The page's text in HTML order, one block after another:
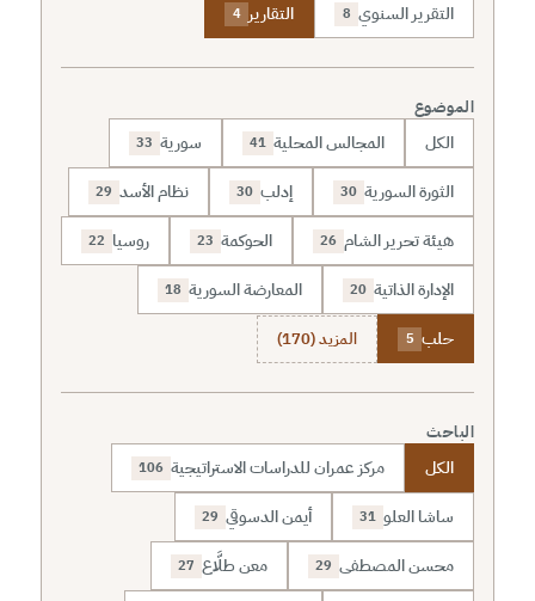
التقرير السنوي 8 التقارير 4
الموضوع
الكل المجالس المحلية 41 سورية 33
الثورة السورية 30 إدلب 30 نظام الأسد 29
هيئة تحرير الشام 26 الحوكمة 23 روسيا 22
الإدارة الذاتية 20 المعارضة السورية 18
حلب 5 المزيد (170)
الباحث
الكل مركز عمران للدراسات الاستراتيجية 106
ساشا العلو 31 أيمن الدسوقي 29
محسن المصطفى 29 معن طلَّاع 27